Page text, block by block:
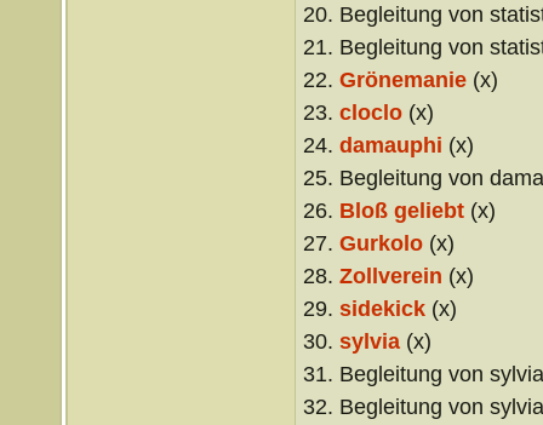
20. Begleitung von
21. Begleitung von
22. Grönemanie(x)
23. cloclo(x)
24. damauphi (x)
25. Begleitung von
26. Bloß geliebt(x)
27. Gurkolo(x)
28. Zollverein (x)
29. sidekick(x)
30. sylvia(x)
31. Begleitung von
32. Begleitung von